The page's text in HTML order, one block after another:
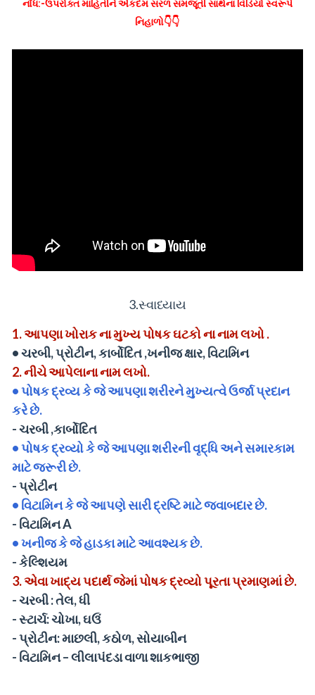
નોંધ:-ઉપરોક્ત માહિતીને એકદમ સરળ સમજૂતી સાથેના વિડિયો સ્વરૂપે
નિહાળો👇👇
3.સ્વાધ્યાય
1.આપણા ખોરાક ના મુખ્ય પોષક ઘટકો ના નામ લખો .
•ચરબી, પ્રોટીન, કાર્બોદિત ,ખનીજ ક્ષાર, વિટામિન
2.નીચે આપેલાના નામ લખો.
•પોષક દ્રવ્ય કે જે આપણા શરીરને મુખ્યત્વે ઉર્જા પ્રદાન
કરે છે.
-ચરબી ,કાર્બોદિત
•પોષક દ્રવ્યો કે જે આપણા શરીરની વૃદ્ધિ અને સમારકામ
માટે જરૂરી છે.
-પ્રોટીન
• વિટામિન કે જે આપણે સારી દ્રષ્ટિ માટે જવાબદાર છે.
- વિટામિન A
•ખનીજ કે જે હાડકા માટે આવશ્યક છે.
-કેલ્શિયમ
3.એવા ખાદ્ય પદાર્થ જેમાં પોષક દ્રવ્યો પૂરતા પ્રમાણમાં છે.
-ચરબી : તેલ, ધી
-સ્ટાર્ચ: ચોખા, ઘઉં
-પ્રોટીન: માછલી, કઠોળ, સોયાબીન
- વિટામિન – લીલાપંદડા વાળા શાકભાજી